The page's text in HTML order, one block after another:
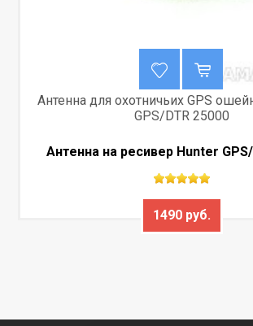
Антенна для охотничьих GPS
GPS/DTR 25000
Антенна на ресивер Hunter
1490 руб.